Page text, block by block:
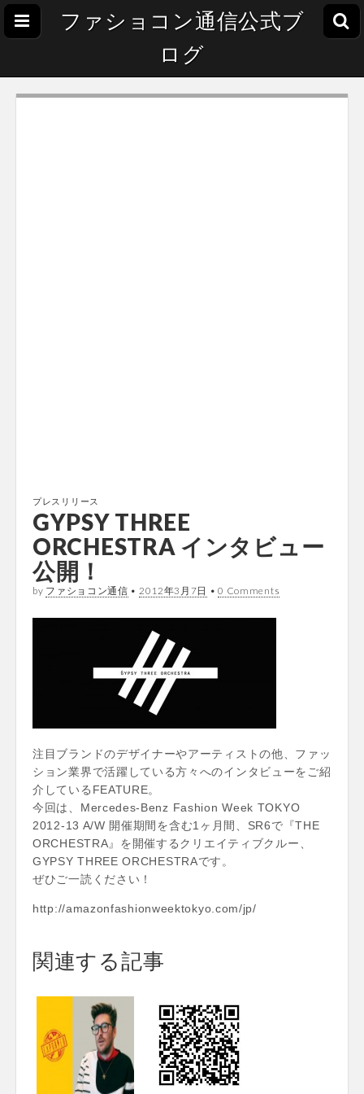
ファショコン通信公式ブ
ログ
プレスリリース
GYPSY THREE
ORCHESTRA インタビュー
公開！
by ファショコン通信 • 2012年3月7日 •0 Comments
注目ブランドのデザイナーやアーティストの他、ファッ
ション業界で活躍している方々へのインタビューをご紹
介しているFEATURE。
今回は、Mercedes-Benz Fashion Week TOKYO
2012-13 A/W 開催期間を含む1ヶ月間、SR6で『THE
ORCHESTRA』を開催するクリエイティブクルー、
GYPSY THREE ORCHESTRAです。
ぜひご一読ください！
http://amazonfashionweektokyo.com/jp/
関連する記事